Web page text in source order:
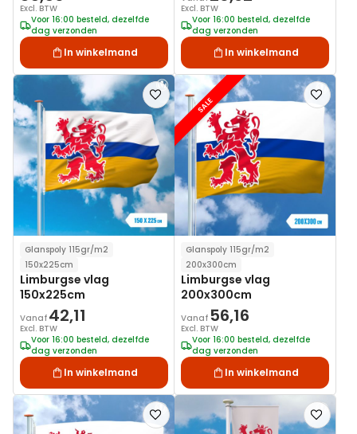
Excl. BTW
Voor 16:00 besteld, dezelfde
dag verzonden
In winkelmand
Excl. BTW
Voor 16:00 besteld, dezelfde
dag verzonden
In winkelmand
Voeg
toe
aan
verlanglijst
Glanspoly 115gr/m2
150x225cm
Limburgse vlag
150x225cm
Vanaf 42,11
Excl. BTW
Voor 16:00 besteld, dezelfde
dag verzonden
In winkelmand
SALE
Voeg
toe
Glanspoly 115gr/m2
200x300cm
Limburgse vlag
200x300cm
Vanaf 56,16
Excl. BTW
Voor 16:00 besteld, dezelfde
dag verzonden
In winkelmand
Voeg
toe
Voeg
toe